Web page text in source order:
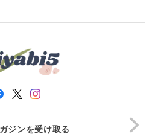
ジンを受け取る